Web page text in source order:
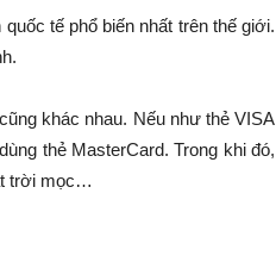
tế phổ biến nhất trên thế giới.
khác nhau. Nếu như thẻ VISA
thẻ MasterCard. Trong khi đó,
trời mọc…